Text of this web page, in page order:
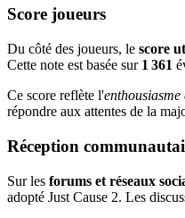
Score joueurs
Du côté des joueurs, le score
Cette note est basée sur 1 361
Ce score reflète l'
répondre aux attentes de la
Réception
Sur les forums et réseaux
adopté Just Cause 2. Les